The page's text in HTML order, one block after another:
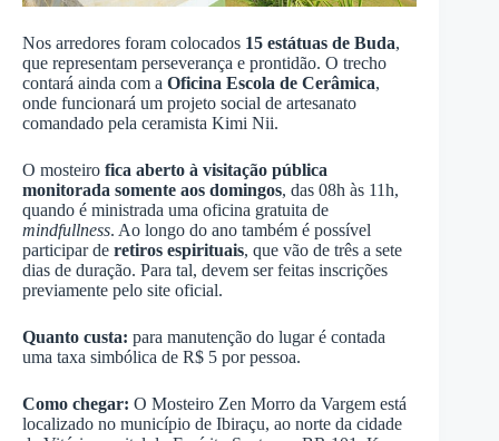
Nos arredores foram colocados 15 estátuas de Buda,
que representam perseverança e prontidão. O trecho
contará ainda com a Oficina Escola de Cerâmica,
onde funcionará um projeto social de artesanato
comandado pela ceramista Kimi Nii.
O mosteiro fica aberto à visitação pública
monitorada somente aos domingos, das 08h às 11h,
quando é ministrada uma oficina gratuita de
mindfullness. Ao longo do ano também é possível
participar de retiros espirituais, que vão de três a sete
dias de duração. Para tal, devem ser feitas inscrições
previamente pelo site oficial.
Quanto custa: para manutenção do lugar é contada
uma taxa simbólica de R$ 5 por pessoa.
Como chegar: O Mosteiro Zen Morro da Vargem está
localizado no município de Ibiraçu, ao norte da cidade